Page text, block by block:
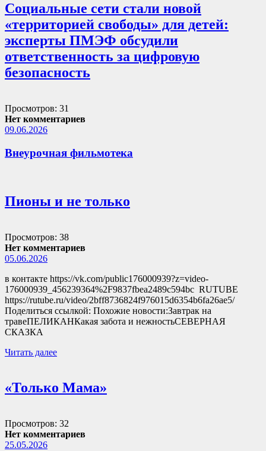
Социальные сети стали новой
«территорией свободы» для детей:
эксперты ПМЭФ обсудили
ответственность за цифровую
безопасность
Просмотров: 31
Нет комментариев
09.06.2026
Внеурочная фильмотека
Пионы и не только
Просмотров: 38
Нет комментариев
05.06.2026
в контакте https://vk.com/public176000939?z=video-
176000939_456239364%2F9837fbea2489c594bc RUTUBE
https://rutube.ru/video/2bff8736824f976015d6354b6fa26ae5/
Поделиться ссылкой: Похожие новости:Завтрак на
травеПЕЛИКАНКакая забота и нежностьСЕВЕРНАЯ
СКАЗКА
Читать далее
«Только Мама»
Просмотров: 32
Нет комментариев
25.05.2026